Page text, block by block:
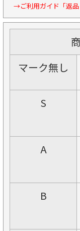
→ご利用ガイド「返品
マーク無し
S
A
B